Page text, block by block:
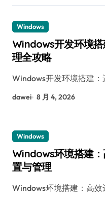
Windows
Windows开发环境
理全攻略
Windows开发环境搭建
dawei 8 月 4, 2026
Windows
Windows环境搭建
置与管理
Windows环境搭建：高